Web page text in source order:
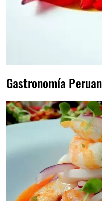
Gastronomía